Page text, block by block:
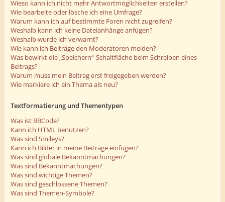
Wieso kann ich nicht mehr Antwortmöglichkeiten erstellen?
Wie bearbeite oder lösche ich eine Umfrage?
Warum kann ich auf bestimmte Foren nicht zugreifen?
Weshalb kann ich keine Dateianhänge anfügen?
Weshalb wurde ich verwarnt?
Wie kann ich Beiträge den Moderatoren melden?
Was bewirkt die „Speichern“-Schaltfläche beim Schreiben eines
Beitrags?
Warum muss mein Beitrag erst freigegeben werden?
Wie markiere ich ein Thema als neu?
Textformatierung und Thementypen
Was ist BBCode?
Kann ich HTML benutzen?
Was sind Smileys?
Kann ich Bilder in meine Beiträge einfügen?
Was sind globale Bekanntmachungen?
Was sind Bekanntmachungen?
Was sind wichtige Themen?
Was sind geschlossene Themen?
Was sind Themen-Symbole?